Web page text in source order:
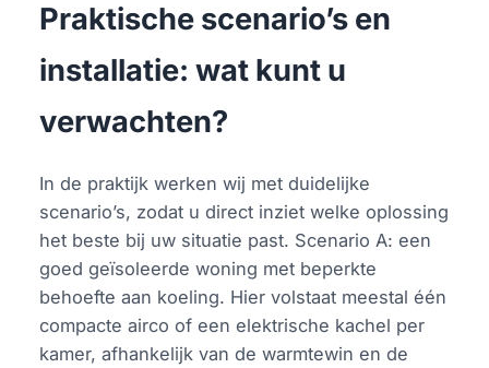
Praktische scenario’s en
installatie: wat kunt u
verwachten?
In de praktijk werken wij met duidelijke
scenario’s, zodat u direct inziet welke oplossing
het beste bij uw situatie past. Scenario A: een
goed geïsoleerde woning met beperkte
behoefte aan koeling. Hier volstaat meestal één
compacte airco of een elektrische kachel per
kamer, afhankelijk van de warmtewin en de